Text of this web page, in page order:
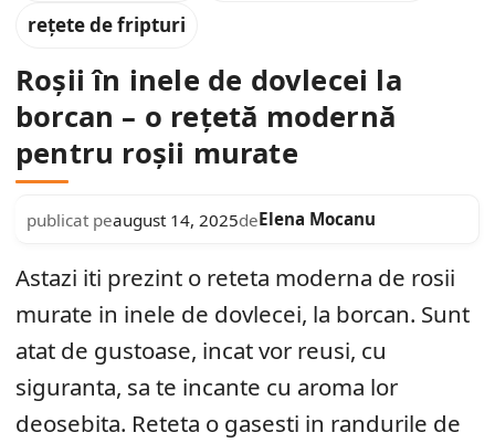
rețete de fripturi
Roșii în inele de dovlecei la
borcan – o rețetă modernă
pentru roșii murate
publicat peaugust 14, 2025deElena Mocanu
Astazi iti prezint o reteta moderna de rosii
murate in inele de dovlecei, la borcan. Sunt
atat de gustoase, incat vor reusi, cu
siguranta, sa te incante cu aroma lor
deosebita. Reteta o gasesti in randurile de